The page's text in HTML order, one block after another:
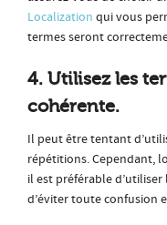
Localization qui vous
termes seront
4. Utilisez les
cohérente.
Il peut être tentant
répétitions. Cependant,
il est préférable
d’éviter toute confusion